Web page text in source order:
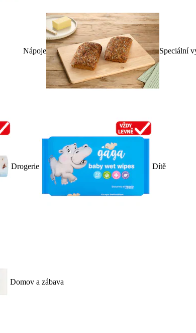
Nápoje Speciální
Drogerie Dítě
Domov a zábava